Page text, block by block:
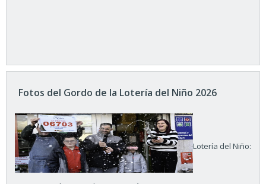
Fotos del Gordo de la Lotería del Niño 2026
Lotería del Niño: